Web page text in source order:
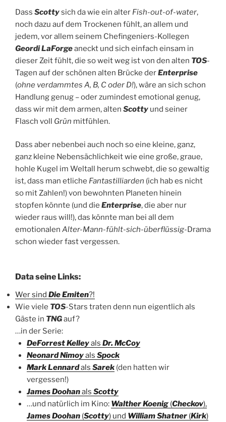
Dass Scottysich da wie ein alter Fish-out-of-water,
noch dazu auf dem Trockenen fühlt, an allem und
jedem, vor allem seinem Chefingeniers-Kollegen
Geordi LaForgeaneckt und sich einfach einsam in
dieser Zeit fühlt, die so weit weg ist von den alten TOS-
Tagen auf der schönen alten Brücke derEnterprise
(ohne verdammtes A, B, C oder D!), wäre an sich schon
Handlung genug – oder zumindest emotional genug,
dass wir mit dem armen, alten Scotty und seiner
Flasch voll Grün mitfühlen.
Dass aber nebenbei auch noch so eine kleine, ganz,
ganz kleine Nebensächlichkeit wie eine große, graue,
hohle Kugel im Weltall herum schwebt, die so gewaltig
ist, dass man etliche Fantastilliarden (ich hab es nicht
so mit Zahlen!) von bewohnten Planeten hinein
stopfen könnte (und die Enterprise, die aber nur
wieder raus will!), das könnte man bei all dem
emotionalen Alter-Mann-fühlt-sich-überflüssig-Drama
schon wiederfast vergessen.
Data seine Links:
Wer sind Die Emiten?!
Wie viele TOS-Stars traten denn nun eigentlich als
Gäste in TNGauf?
…in der Serie:
DeForrest Kelleyals Dr. McCoy
Neonard Nimoyals Spock
Mark Lennardals Sarek(den hatten wir
vergessen!)
James Doohanals Scotty
…und natürlich im Kino: Walther Koenig (Checkov),
James Doohan (Scotty) und William Shatner (Kirk)